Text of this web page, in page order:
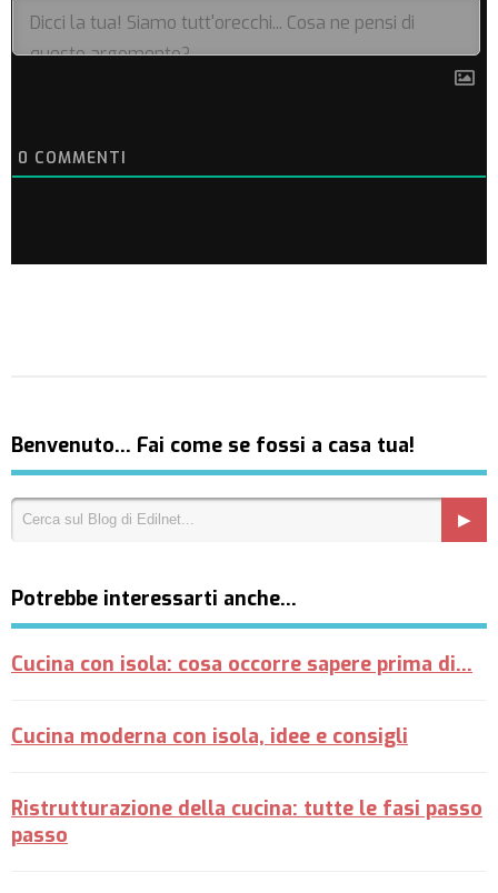
0 COMMENTI
Benvenuto… Fai come se fossi a casa tua!
Potrebbe interessarti anche…
Cucina con isola: cosa occorre sapere prima di...
Cucina moderna con isola, idee e consigli
Ristrutturazione della cucina: tutte le fasi passo
passo